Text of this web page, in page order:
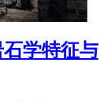
学特征与